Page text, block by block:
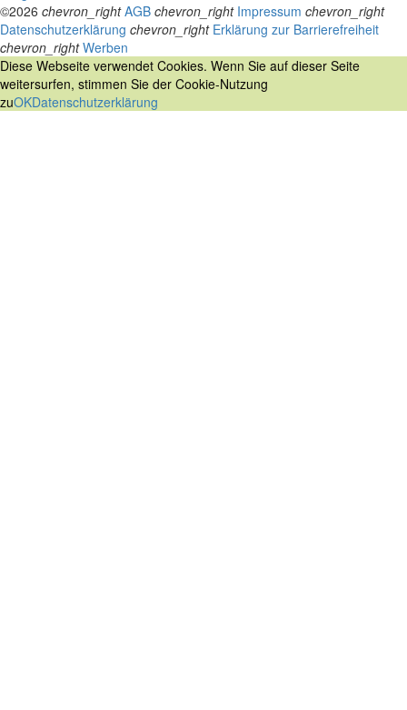
©2026 chevron_right AGB chevron_right Impressum chevron_right
Datenschutzerklärung chevron_right Erklärung zur Barrierefreiheit
chevron_right Werben
Diese Webseite verwendet Cookies. Wenn Sie auf dieser Seite
weitersurfen, stimmen Sie der Cookie-Nutzung
zuOKDatenschutzerklärung